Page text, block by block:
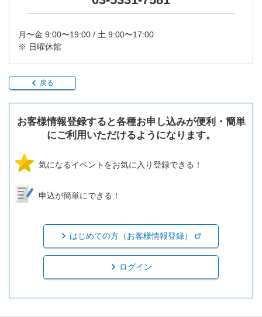
月〜金 9:00〜19:00 / 土 9:00〜17:00
※ 日曜休館
戻る
お客様情報登録すると各種お申し込みが便利・簡単
にご利用いただけるようになります。
気になるイベントをお気に入り登録できる！
申込が簡単にできる！
はじめての方（お客様情報登録）
ログイン